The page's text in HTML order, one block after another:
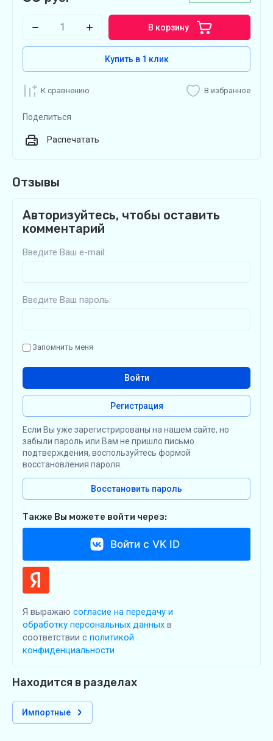
В корзину
Купить в 1 клик
К сравнению В избранное
Поделиться
Распечатать
Отзывы
Авторизуйтесь, чтобы оставить
комментарий
Введите Ваш e-mail:
Введите Ваш пароль:
Запомнить меня
Войти
Регистрация
Если Вы уже зарегистрированы на нашем сайте, но
забыли пароль или Вам не пришло письмо
подтверждения, воспользуйтесь формой
восстановления пароля.
Восстановить пароль
Также Вы можете войти через:
Войти с VK ID
Я выражаю согласие на передачу и
обработку персональных данных в
соответствии с политикой
конфиденциальности
Находится в разделах
Импортные